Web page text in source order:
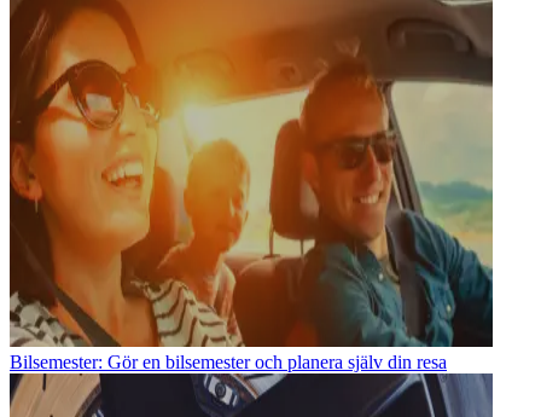
Bilsemester: Gör en bilsemester och planera själv din resa